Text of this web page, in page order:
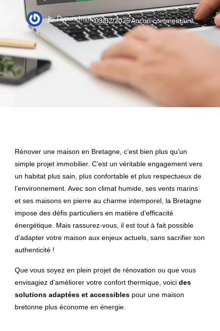
byDupuis Immo03/02/2025Aucun commentaire
Rénover une maison en Bretagne, c’est bien plus qu’un
simple projet immobilier. C’est un véritable engagement vers
un habitat plus sain, plus confortable et plus respectueux de
l’environnement. Avec son climat humide, ses vents marins
et ses maisons en pierre au charme intemporel, la Bretagne
impose des défis particuliers en matière d’efficacité
énergétique. Mais rassurez-vous, il est tout à fait possible
d’adapter votre maison aux enjeux actuels, sans sacrifier son
authenticité !
Que vous soyez en plein projet de rénovation ou que vous
envisagiez d’améliorer votre confort thermique, voici des
solutions adaptées et accessibles pour une maison
bretonne plus économe en énergie.